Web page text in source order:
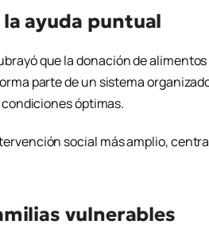
ayuda puntual
que la donación de
parte de un sistema
óptimas.
social más amplio,
vulnerables